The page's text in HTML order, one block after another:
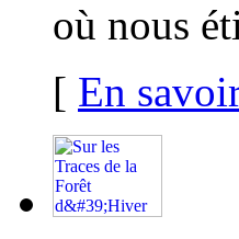
où nous
[ En